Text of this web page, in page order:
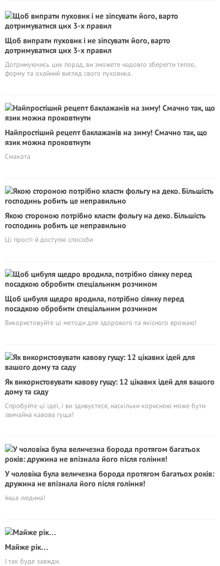
Щоб випрати пуховик і не зіпсувати його, варто
дотримуватися цих 3-х правил
Дотримуючись цих порад, ви зможете надовго зберегти тепло,
форму та охайний вигляд свого пуховика.
Найпростіший рецепт баклажанів на зиму! Смачно так, що
язик можна проковтнути
Смакота
Якою стороною потрібно класти фольгу на деко. Більшість
господинь робить це неправильно
Ці прості й доступні способи
Щоб цибуля щедро вродила, потрібно сіянку перед
посадкою обробити спеціальним розчином
Використовуйте ці методи для здорового та якісного врожаю!
Як використовувати кавову гущу: 12 цікавих ідей для вашого
дому та саду
Спробуйте ці ідеї, і ви здивуєтеся, наскільки корисною може бути
звичайна кавова гуща!
У чоловіка була величезна борода протягом багатьох років:
дружина не впізнала його після гоління!
Інша людина!
Майже рік…
І так буде завжди.